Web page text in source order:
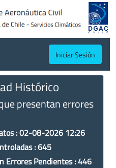
Iniciar Sesión
Histórico
presentan errores
: 02-08-2026 12:26
: 645
Errores Pendientes : 446